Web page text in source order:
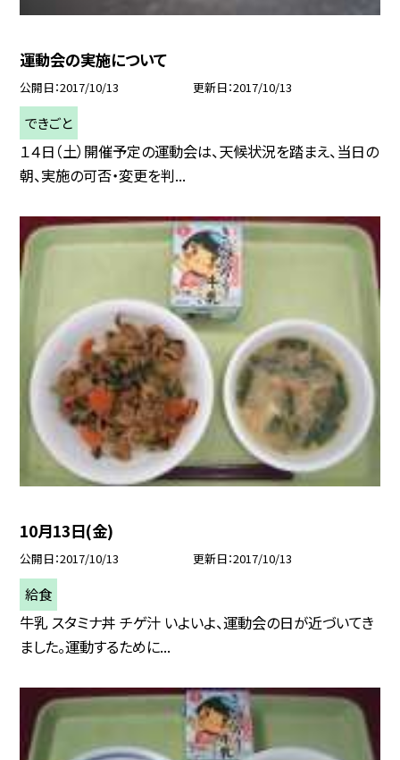
運動会の実施について
公開日 2017/10/13 更新日 2017/10/13
できごと
１４日（土）開催予定の運動会は、天候状況を踏まえ、当日の
朝、実施の可否・変更を判...
10月13日(金)
公開日 2017/10/13 更新日 2017/10/13
給食
牛乳 スタミナ丼 チゲ汁 いよいよ、運動会の日が近づいてき
ました。運動するために...